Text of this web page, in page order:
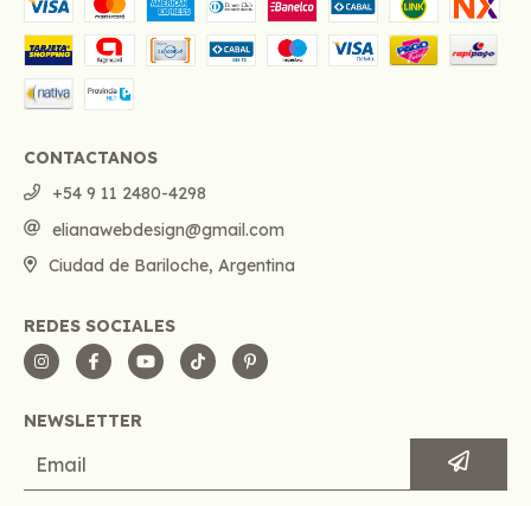
CONTACTANOS
+54 9 11 2480-4298
elianawebdesign@gmail.com
Ciudad de Bariloche, Argentina
REDES SOCIALES
NEWSLETTER